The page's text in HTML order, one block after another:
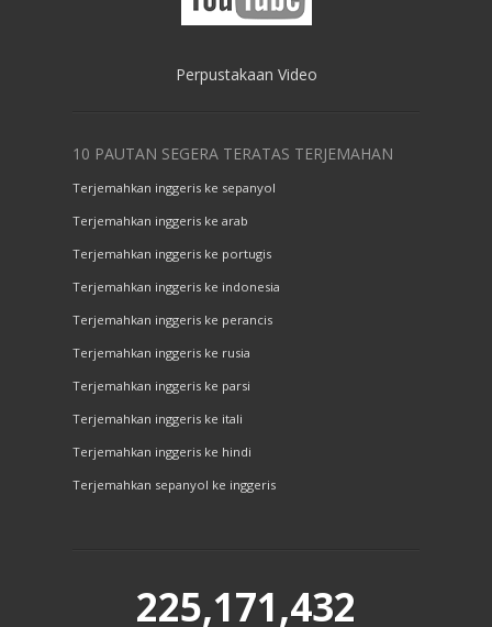
Perpustakaan Video
10 PAUTAN SEGERA TERATAS TERJEMAHAN
Terjemahkan inggeris ke sepanyol
Terjemahkan inggeris ke arab
Terjemahkan inggeris ke portugis
Terjemahkan inggeris ke indonesia
Terjemahkan inggeris ke perancis
Terjemahkan inggeris ke rusia
Terjemahkan inggeris ke parsi
Terjemahkan inggeris ke itali
Terjemahkan inggeris ke hindi
Terjemahkan sepanyol ke inggeris
225,171,432